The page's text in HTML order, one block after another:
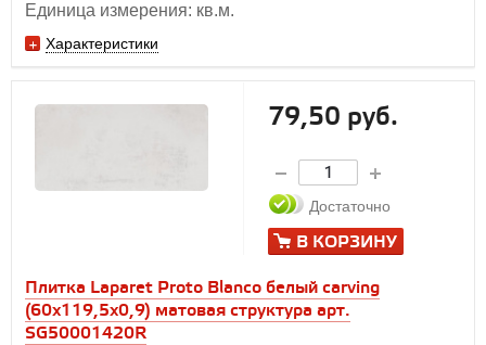
Единица измерения: кв.м.
Характеристики
Плитка Laparet Proto Blanco белый carving
(60х119,5х0,9) матовая структура арт.
SG50001420R
79,50 руб.
Достаточно
В КОРЗИНУ